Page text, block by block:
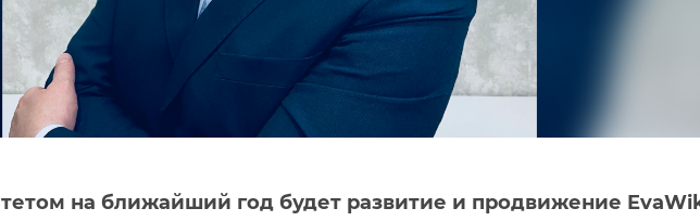
на ближайший год будет развитие и продвижение